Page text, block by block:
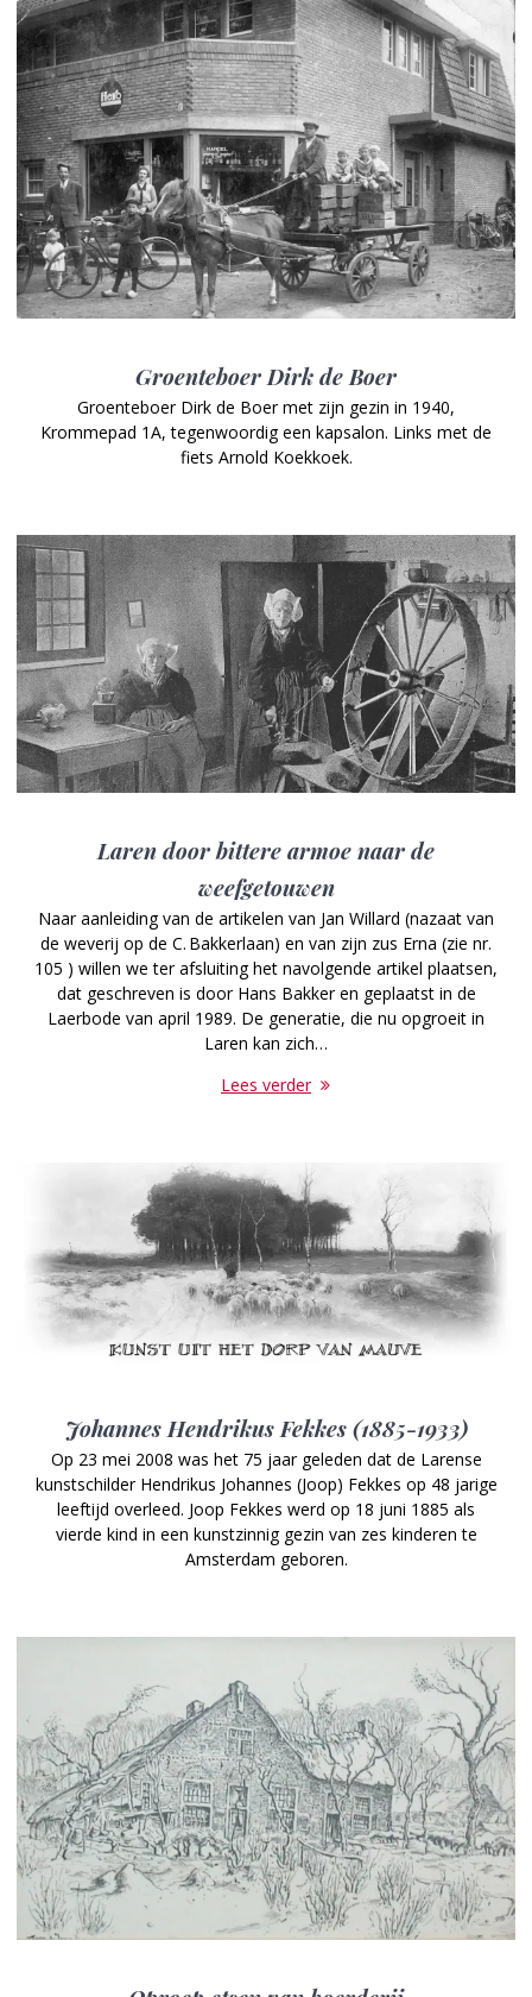
Groenteboer Dirk de Boer
Groenteboer Dirk de Boer met zijn gezin in 1940,
Krommepad 1A, tegenwoordig een kapsalon. Links met de
fiets Arnold Koekkoek.
Laren door bittere armoe naar de
weefgetouwen
Naar aanleiding van de artikelen van Jan Willard (nazaat van
de weverij op de C. Bakkerlaan) en van zijn zus Erna (zie nr.
105 ) willen we ter afsluiting het navolgende artikel plaatsen,
dat geschreven is door Hans Bakker en geplaatst in de
Laerbode van april 1989. De generatie, die nu opgroeit in
Laren kan zich…
Lees verder
Johannes Hendrikus Fekkes (1885-1933)
Op 23 mei 2008 was het 75 jaar geleden dat de Larense
kunstschilder Hendrikus Johannes (Joop) Fekkes op 48 jarige
leeftijd overleed. Joop Fekkes werd op 18 juni 1885 als
vierde kind in een kunstzinnig gezin van zes kinderen te
Amsterdam geboren.